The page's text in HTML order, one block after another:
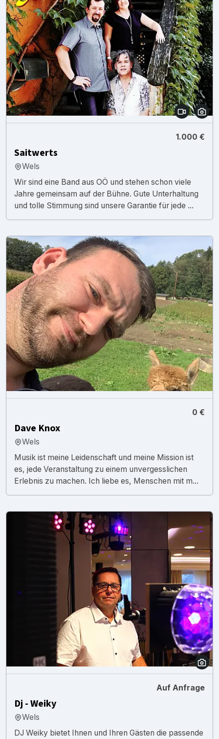
1.000 €
Saitwerts
Wels
Wir sind eine Band aus OÖ und stehen schon viele
Jahre gemeinsam auf der Bühne. Gute Unterhaltung
und tolle Stimmung sind unsere Garantie für jede ...
0 €
Dave Knox
Wels
Musik ist meine Leidenschaft und meine Mission ist
es, jede Veranstaltung zu einem unvergesslichen
Erlebnis zu machen. Ich liebe es, Menschen mit m...
Auf Anfrage
Dj - Weiky
Wels
DJ Weiky bietet Ihnen und Ihren Gästen die passende